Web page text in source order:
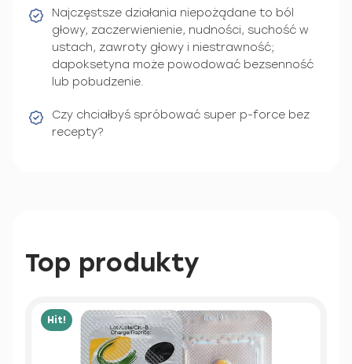
Najczęstsze działania niepożądane to ból
głowy, zaczerwienienie, nudności, suchość w
ustach, zawroty głowy i niestrawność;
dapoksetyna może powodować bezsenność
lub pobudzenie.
Czy chciałbyś spróbować super p-force bez
recepty?
Top produkty
Hit!